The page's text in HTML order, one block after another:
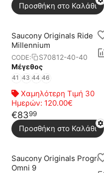
Προσθήκη στο Καλάθι
Saucony Originals Ride
Millennium
CODE:
S70812-40-40
Μέγεθος
41 43 44 46
Χαμηλότερη Τιμή 30
Ημερών: 120.00€
€8399
Προσθήκη στο Καλάθι
Saucony Originals Progrid
Omni 9